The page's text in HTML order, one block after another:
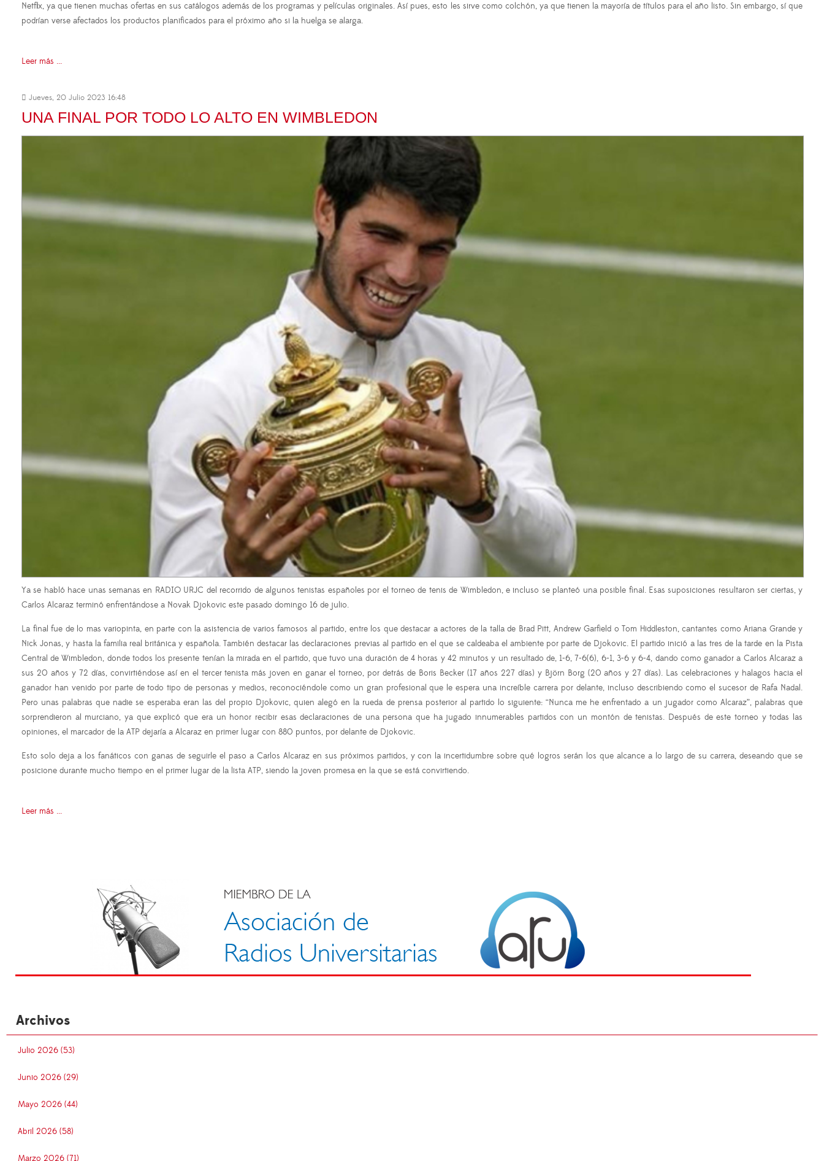
Netflix, ya que tienen muchas ofertas en sus catálogos además de los programas y películas originales. Así pues, esto les sirve como colchón, ya que tienen la mayoría de títulos para el año listo. Sin embargo, sí que
podrían verse afectados los productos planificados para el próximo año si la huelga se alarga.
Leer más ...
Jueves, 20 Julio 2023 16:48
UNA FINAL POR TODO LO ALTO EN WIMBLEDON
Ya se habló hace unas semanas en RADIO URJC del recorrido de algunos tenistas españoles por el torneo de tenis de Wimbledon, e incluso se planteó una posible final. Esas suposiciones resultaron ser ciertas, y
Carlos Alcaraz terminó enfrentándose a Novak Djokovic este pasado domingo 16 de julio.
La final fue de lo mas variopinta, en parte con la asistencia de varios famosos al partido, entre los que destacar a actores de la talla de Brad Pitt, Andrew Garfield o Tom Hiddleston, cantantes como Ariana Grande y
Nick Jonas, y hasta la familia real británica y española. También destacar las declaraciones previas al partido en el que se caldeaba el ambiente por parte de Djokovic. El partido inició a las tres de la tarde en la Pista
Central de Wimbledon, donde todos los presente tenían la mirada en el partido, que tuvo una duración de 4 horas y 42 minutos y un resultado de, 1-6, 7-6(6), 6-1, 3-6 y 6-4, dando como ganador a Carlos Alcaraz a
sus 20 años y 72 días, convirtiéndose así en el tercer tenista más joven en ganar el torneo, por detrás de Boris Becker (17 años 227 días) y Björn Borg (20 años y 27 días). Las celebraciones y halagos hacia el
ganador han venido por parte de todo tipo de personas y medios, reconociéndole como un gran profesional que le espera una increíble carrera por delante, incluso describiendo como el sucesor de Rafa Nadal.
Pero unas palabras que nadie se esperaba eran las del propio Djokovic, quien alegó en la rueda de prensa posterior al partido lo siguiente: “Nunca me he enfrentado a un jugador como Alcaraz”, palabras que
sorprendieron al murciano, ya que explicó que era un honor recibir esas declaraciones de una persona que ha jugado innumerables partidos con un montón de tenistas. Después de este torneo y todas las
opiniones, el marcador de la ATP dejaría a Alcaraz en primer lugar con 880 puntos, por delante de Djokovic.
Esto solo deja a los fanáticos con ganas de seguirle el paso a Carlos Alcaraz en sus próximos partidos, y con la incertidumbre sobre qué logros serán los que alcance a lo largo de su carrera, deseando que se
posicione durante mucho tiempo en el primer lugar de la lista ATP, siendo la joven promesa en la que se está convirtiendo.
Leer más ...
Archivos
Julio 2026 (53)
Junio 2026 (29)
Mayo 2026 (44)
Abril 2026 (58)
Marzo 2026 (71)